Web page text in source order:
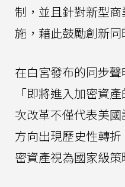
制，並且針對新型
施，藉此鼓勵創新同
在白宮發布的同步
「即將進入加密資
次改革不僅代表美
方向出現歷史性轉
密資產視為國家級策